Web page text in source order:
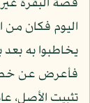
قصة البقرة غير
اليوم فكان من
يخاطبوا به
فأعرض عن
تثبيت الأصل،